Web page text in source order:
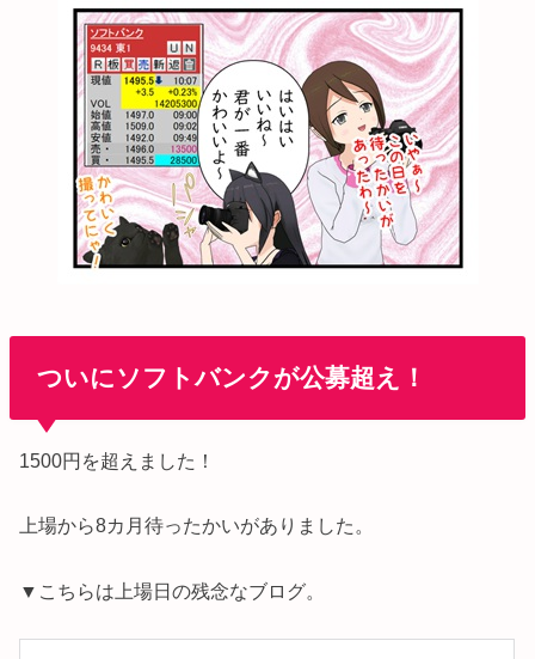
ついにソフトバンクが公募超え！
1500円を超えました！
上場から8カ月待ったかいがありました。
▼こちらは上場日の残念なブログ。